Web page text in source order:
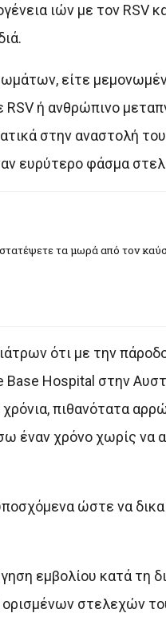
ιών με τον RSV
είτε
ή ανθρώπινο
στην αναστολή
ευρύτερο φάσμα
τα μωρά από τον
ότι με την
Base Hospital στην
πιθανότατα
έναν χρόνο χωρίς
ώστε να
εμβολίου κατά τη
στελεχών